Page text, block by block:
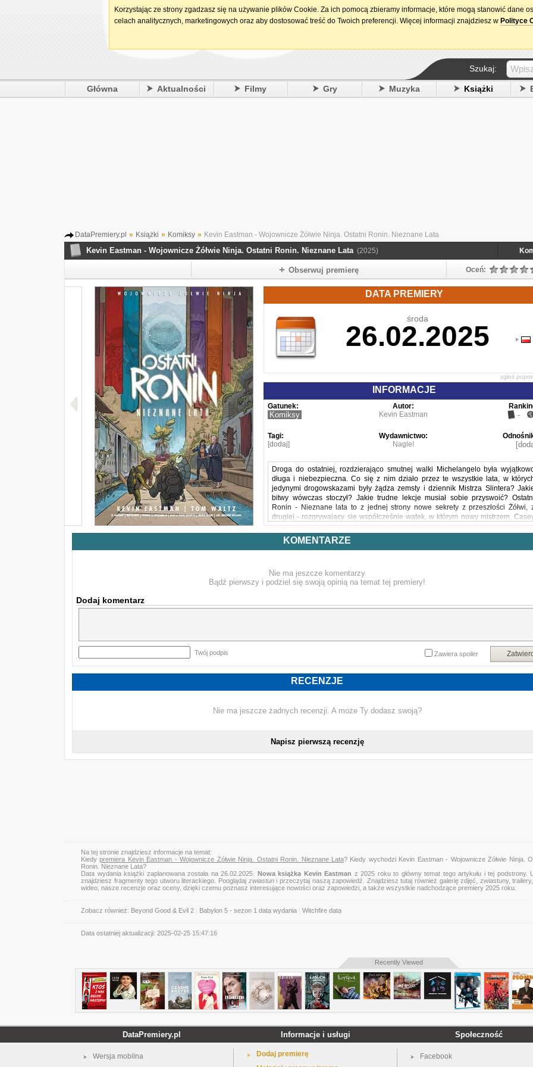
15. urodziny DataPremiery.pl
Szukaj:
Główna Aktualności Filmy Gry Muzyka Książki
DataPremiery.pl » Książki » Komiksy » Kevin Eastman - Wojownicze Żółwie Ninja. Ostatni Ronin. Nieznane Lata
Kevin Eastman - Wojownicze Żółwie Ninja. Ostatni Ronin. Nieznane Lata (2025)
Obserwuj premierę Oceń:
DATA PREMIERY
środa
26.02.2025
zgłoś
INFORMACJE
Gatunek:
Komiksy
Autor:
Kevin Eastman
-
Tagi:
[dodaj]
Wydawnictwo:
Nagle!
Droga do ostatniej, rozdzierająco smutnej walki Michelangelo była
długa i niebezpieczna. Co się z nim działo przez te wszystkie lata, w
jedynymi drogowskazami były żądza zemsty i dziennik Mistrza Slintera?
bitwy wówczas stoczył? Jakie trudne lekcje musiał sobie przyswoić?
Ronin - Nieznane lata to z jednej strony nowe sekrety z przeszłości Żółwi,
drugiej - rozgrywający się współcześnie wątek, w którym nowy mistrzem,
Marie Jones, przygotowuje młode słodkowodne żółwiki do objęcia roli
pokolenia Zmutowanych Nastoletnich Żółwi Ninja.
komiksowego hitu ostatnich lat. Zobaczcie co Kevin Eastman i Tim Waltz
przygotowali dla was tym razem.
KOMENTARZE
Nie ma jeszcze komentarzy
Bądź pierwszy i podziel się swoją opinią na temat tej premiery!
Dodaj komentarz
Twój podpis Zawiera spoiler
RECENZJE
Nie ma jeszcze żadnych recenzji. A może Ty dodasz swoją?
Napisz pierwszą recenzję
Na tej stronie znajdziesz informacje na temat:
Kiedypremiera Kevin Eastman - Wojownicze Żółwie Ninja. Ostatni Ronin. Nieznane Lata? Kiedy wychodzi Kevin Eastman - Wojownicze Żółwie Ninja.
Ronin. Nieznane Lata?
Data wydania książki zaplanowana została na 26.02.2025. Nowa książka Kevin Eastman z 2025 roku to główny temat tego artykułu i tej podstrony.
znajdziesz fragmenty tego utworu literackiego. Pooglądaj zwiastuni przeczytaj naszą zapowiedź. Znajdziesz tutaj również galerię zdjęć, zwiastuny,
wideo, nasze recenzje oraz oceny, dzięki czemu poznasz interesujące nowości oraz zapowiedzi, a także wszystkie nadchodzące premiery 2025 roku.
Zobacz również: Beyond Good & Evil 2 Babylon 5 - sezon 1 data wydania Witchfire data
Data ostatniej aktualizacji: 2025-02-25 15:47:16
NOWA KSIĄŻKA KEVIN EASTMAN -
Recently Viewed
DataPremiery.pl
Wersja mobilna
Informacje i usługi
Dodaj premierę
Społeczność
Facebook
Korzystając ze strony zgadzasz się na używanie plików Cookie. Za ich pomocą zbieramy informacje, które mogą stanowić dane
celach analitycznych, marketingowych oraz aby dostosować treść do Twoich preferencji. Więcej informacji znajdziesz w Polityce